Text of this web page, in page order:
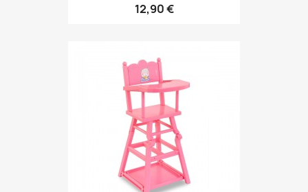
12,90 €